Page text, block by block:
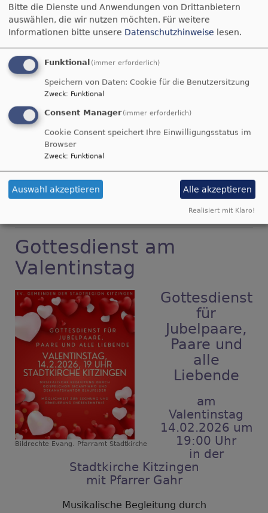
Bildrechte Dekanin Baderschneider
Repperndorf zur
Eherieder Mühle
mit geistlichen
Osterfest
Treffpunkt: Flurweg bei Alte Reichsstr. 11 in
Repperndorf
Einkehrmöglichkeit in der Eherieder Mühle - Bitte
selbst reservieren!
Wir freuen uns auf Ihr Kommen!
Weiterlesenüber
Gang
am
Ostermontag
Gottesdienst am
Valentinstag
Bildrechte Evang. Pfarramt Stadtkirche
Gottesdienst
für
Jubelpaare,
Paare und
alle
Liebende
am
Valentinstag
14.02.2026 um
19:00 Uhr
in der
Stadtkirche Kitzingen
mit Pfarrer Gahr
Musikalische Begleitung durch
Bitte die Dienste und Anwendungen von Drittanbietern
auswählen, die wir nutzen möchten. Für weitere
Informationen bitte unsere Datenschutzhinweise lesen.
Funktional (immer erforderlich)
Speichern von Daten: Cookie für die Benutzersitzung
Zweck: Funktional
Consent Manager (immer erforderlich)
Cookie Consent speichert Ihre Einwilligungsstatus im
Browser
Zweck: Funktional
Auswahl akzeptieren Alle akzeptieren
Realisiert mit Klaro!